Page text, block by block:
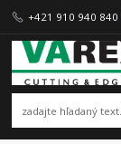
+421 910 940 840